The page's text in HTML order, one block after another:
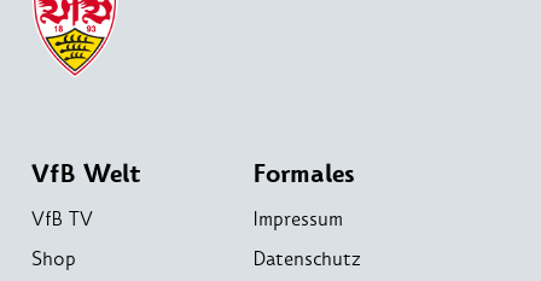
VfB Welt
VfB TV
Shop
Formales
Impressum
Datenschutz